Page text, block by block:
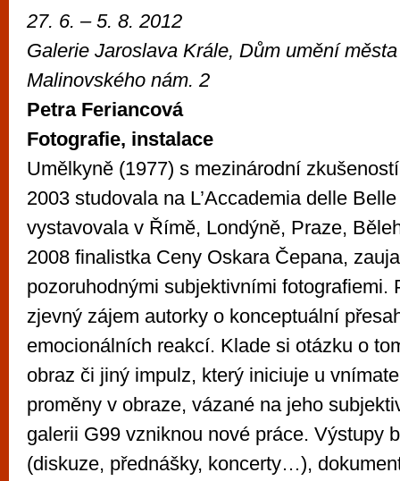
27. 6. – 5. 8. 2012
Galerie Jaroslava Krále, Dům umění
Malinovského nám. 2
Petra Feriancová
Fotografie, instalace
Umělkyně (1977) s mezinárodní
2003 studovala na L’Accademia delle
vystavovala v Římě, Londýně, Praze,
2008 finalistka Ceny Oskara Čepana,
pozoruhodnými subjektivními fotografiemi.
zjevný zájem autorky o konceptuální
emocionálních reakcí. Klade si otázku o
obraz či jiný impulz, který iniciuje u
proměny v obraze, vázané na jeho
galerii G99 vzniknou nové práce. Výstupy
(diskuze, přednášky, koncerty…),